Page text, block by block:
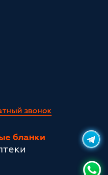
бланки
звонок